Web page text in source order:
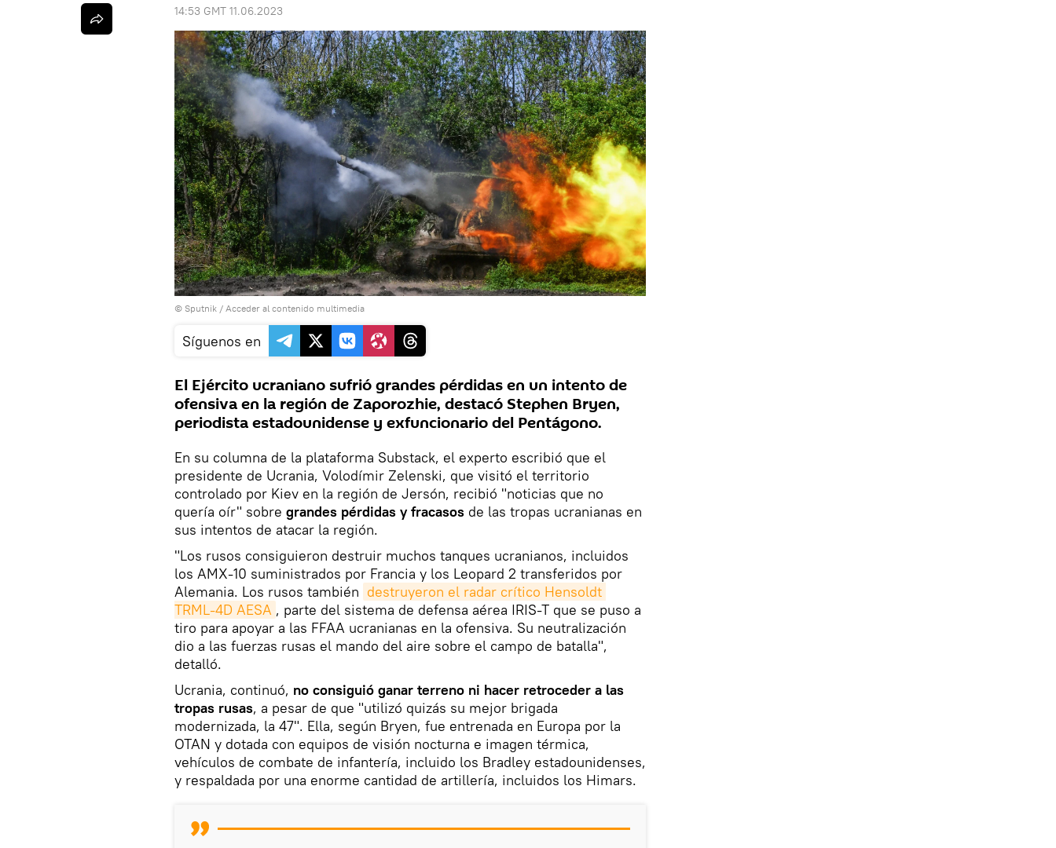
14:53 GMT 11.06.2023
© Sputnik / Acceder al contenido multimedia
Síguenos en
El Ejército ucraniano sufrió grandes pérdidas en un intento de
ofensiva en la región de Zaporozhie, destacó Stephen Bryen,
periodista estadounidense y exfuncionario del Pentágono.
En su columna de la plataforma Substack, el experto escribió que el
presidente de Ucrania, Volodímir Zelenski, que visitó el territorio
controlado por Kiev en la región de Jersón, recibió "noticias que no
quería oír" sobre grandes pérdidas y fracasos de las tropas ucranianas en
sus intentos de atacar la región.
"Los rusos consiguieron destruir muchos tanques ucranianos, incluidos
los AMX-10 suministrados por Francia y los Leopard 2 transferidos por
Alemania. Los rusos también destruyeron el radar crítico Hensoldt
TRML-4D AESA , parte del sistema de defensa aérea IRIS-T que se puso a
tiro para apoyar a las FFAA ucranianas en la ofensiva. Su neutralización
dio a las fuerzas rusas el mando del aire sobre el campo de batalla",
detalló.
Ucrania, continuó, no consiguió ganar terreno ni hacer retroceder a las
tropas rusas, a pesar de que "utilizó quizás su mejor brigada
modernizada, la 47". Ella, según Bryen, fue entrenada en Europa por la
OTAN y dotada con equipos de visión nocturna e imagen térmica,
vehículos de combate de infantería, incluido los Bradley estadounidenses,
y respaldada por una enorme cantidad de artillería, incluidos los Himars.